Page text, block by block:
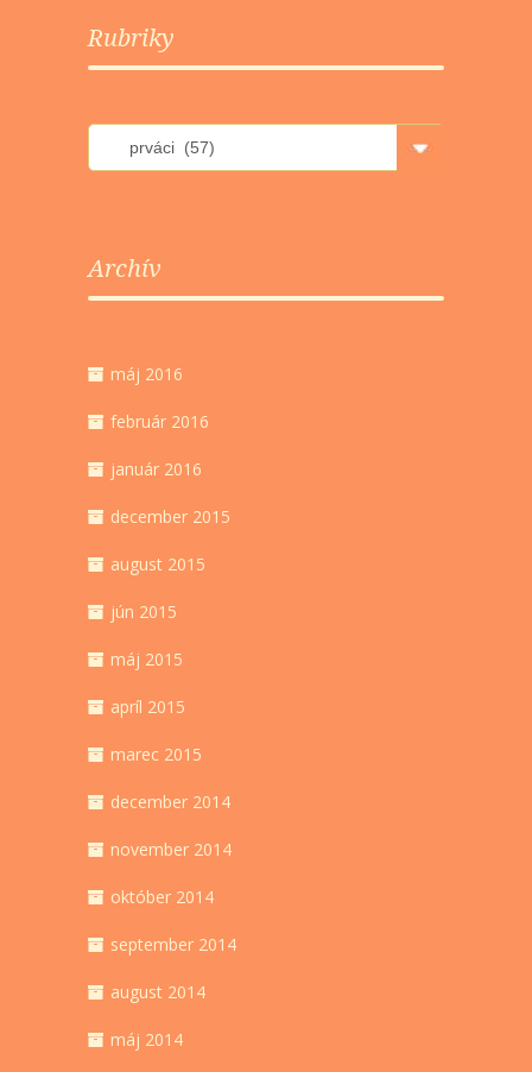
Rubriky
Rubriky
Archív
máj 2016
február 2016
január 2016
december 2015
august 2015
jún 2015
máj 2015
apríl 2015
marec 2015
december 2014
november 2014
október 2014
september 2014
august 2014
máj 2014